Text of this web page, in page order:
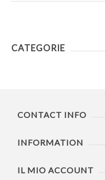
CATEGORIE
CONTACT INFO
INFORMATION
IL MIO ACCOUNT